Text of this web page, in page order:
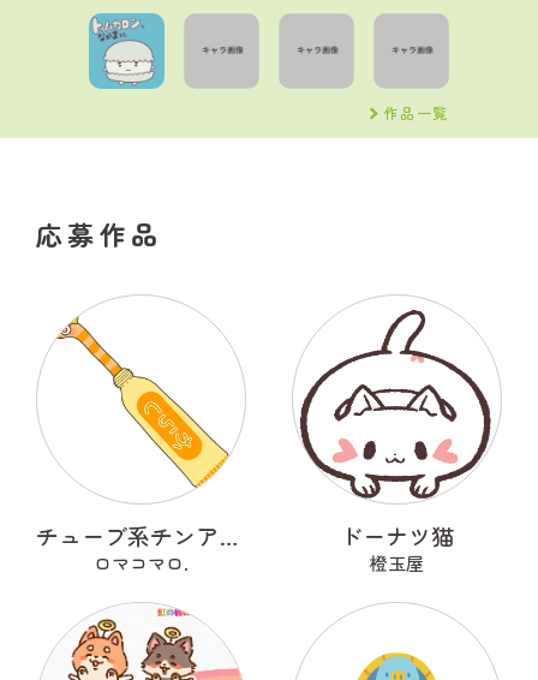
作品一覧
応募作品
チューブ系チンアナゴ
ロマコマロ.
ドーナツ猫
橙玉屋